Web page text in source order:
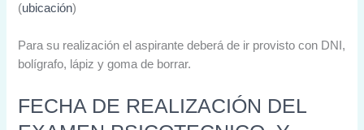
(ubicación)
Para su realización el aspirante deberá de ir provisto con DNI,
bolígrafo, lápiz y goma de borrar.
FECHA DE REALIZACIÓN DEL